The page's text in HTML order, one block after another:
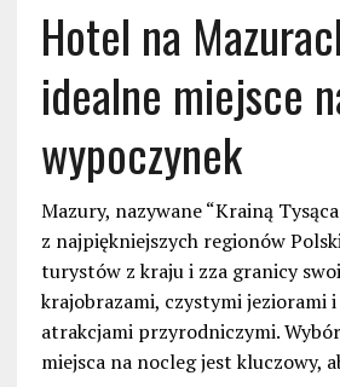
Hotel na
idealne miejsce
wypoczynek
Mazury, nazywane “Krainą
z najpiękniejszych regionów
turystów z kraju i zza granicy
krajobrazami, czystymi jeziorami
atrakcjami przyrodniczymi.
miejsca na nocleg jest kluczowy,